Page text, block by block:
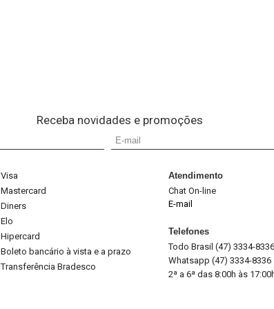
Receba novidades e promoções
Visa
Mastercard
Diners
Elo
Hipercard
Boleto bancário à vista e a prazo
Transferência Bradesco
Atendimento
Chat On-line
E-mail
Telefones
Todo Brasil (47) 3334-8336
Whatsapp (47) 3334-8336
2ª a 6ª das 8:00h às